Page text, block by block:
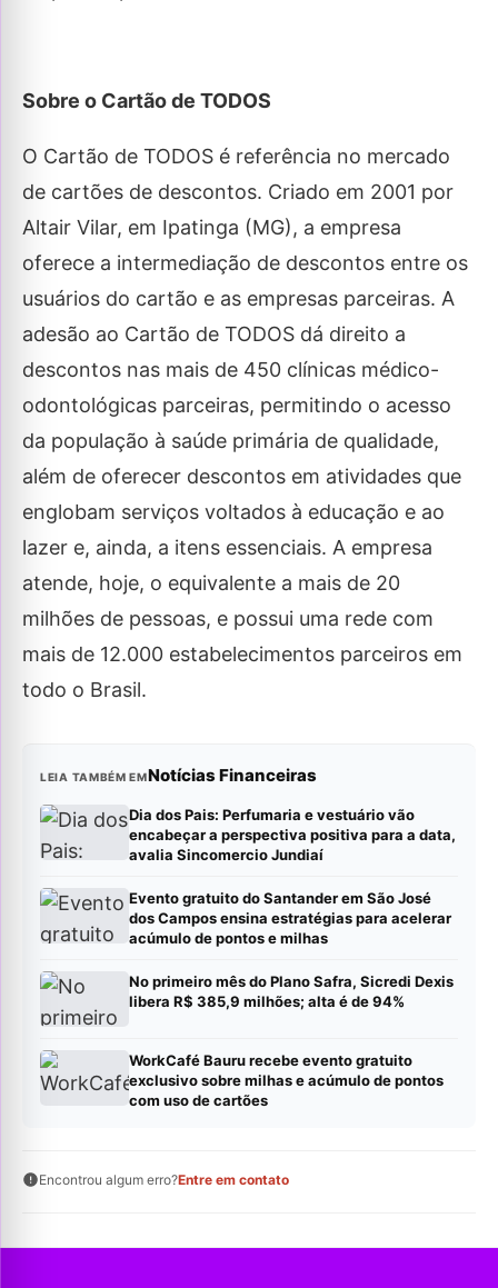
Sobre o Cartão de TODOS
O Cartão de TODOS é referência no mercado
de cartões de descontos. Criado em 2001 por
Altair Vilar, em Ipatinga (MG), a empresa
oferece a intermediação de descontos entre os
usuários do cartão e as empresas parceiras. A
adesão ao Cartão de TODOS dá direito a
descontos nas mais de 450 clínicas médico-
odontológicas parceiras, permitindo o acesso
da população à saúde primária de qualidade,
além de oferecer descontos em atividades que
englobam serviços voltados à educação e ao
lazer e, ainda, a itens essenciais. A empresa
atende, hoje, o equivalente a mais de 20
milhões de pessoas, e possui uma rede com
mais de 12.000 estabelecimentos parceiros em
todo o Brasil.
LEIA TAMBÉM EMNotícias Financeiras
Dia dos Pais: Perfumaria e vestuário vão
encabeçar a perspectiva positiva para a data,
avalia Sincomercio Jundiaí
Evento gratuito do Santander em São José
dos Campos ensina estratégias para acelerar
acúmulo de pontos e milhas
No primeiro mês do Plano Safra, Sicredi Dexis
libera R$ 385,9 milhões; alta é de 94%
WorkCafé Bauru recebe evento gratuito
exclusivo sobre milhas e acúmulo de pontos
com uso de cartões
Encontrou algum erro?Entre em contato